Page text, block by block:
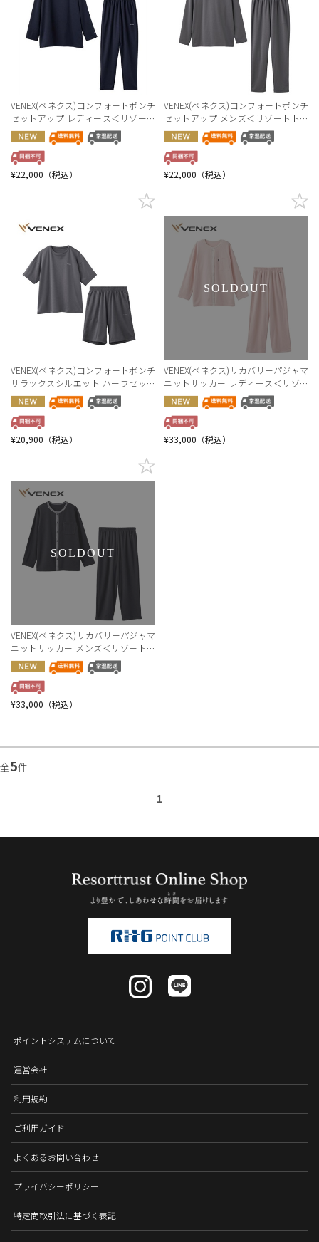
VENEX(ベネクス)コンフォートポンチ
セットアップ レディース＜リゾート
トラストセレクション＞
¥22,000（税込）
VENEX(ベネクス)コンフォートポンチ
セットアップ メンズ＜リゾートトラ
ストセレクション＞
¥22,000（税込）
VENEX(ベネクス)コンフォートポンチ
リラックスシルエット ハーフセット
アップ【男女兼用】＜リゾートトラ
ストセレクション＞
¥20,900（税込）
SOLDOUT
VENEX(ベネクス)リカバリーパジャマ
ニットサッカー レディース＜リゾー
トトラストセレクション＞
¥33,000（税込）
SOLDOUT
VENEX(ベネクス)リカバリーパジャマ
ニットサッカー メンズ＜リゾートト
ラストセレクション＞
¥33,000（税込）
全5件
1
ポイントシステムについて
運営会社
利用規約
ご利用ガイド
よくあるお問い合わせ
プライバシーポリシー
特定商取引法に基づく表記